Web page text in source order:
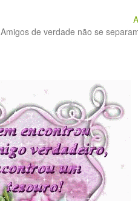
Amigos de verdade não se